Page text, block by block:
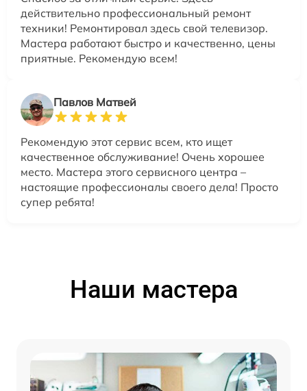
действительно профессиональный ремонт
техники! Ремонтировал здесь свой телевизор.
Мастера работают быстро и качественно, цены
приятные. Рекомендую всем!
Павлов Матвей
Рекомендую этот сервис всем, кто ищет
качественное обслуживание! Очень хорошее
место. Мастера этого сервисного центра –
настоящие профессионалы своего дела! Просто
супер ребята!
Наши мастера